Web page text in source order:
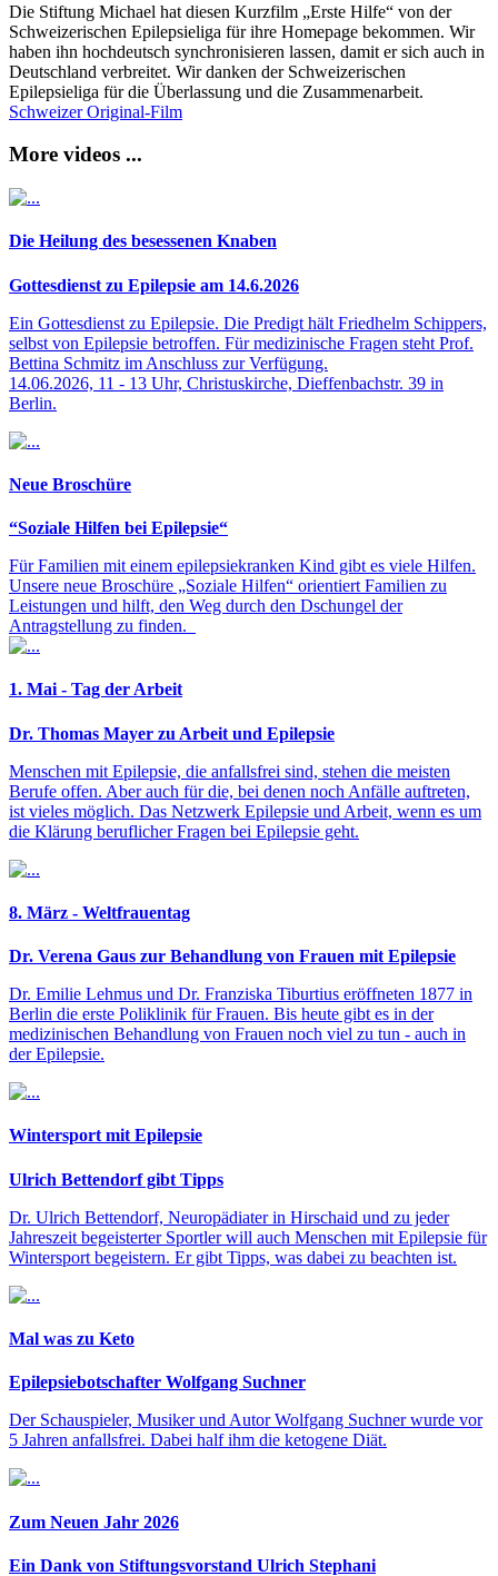
Die Stiftung Michael hat diesen Kurzfilm „Erste Hilfe“ von der
Schweizerischen Epilepsieliga für ihre Homepage bekommen. Wir
haben ihn hochdeutsch synchronisieren lassen, damit er sich auch in
Deutschland verbreitet. Wir danken der Schweizerischen
Epilepsieliga für die Überlassung und die Zusammenarbeit.
Schweizer Original-Film
More videos ...
Die Heilung des besessenen Knaben
Gottesdienst zu Epilepsie am 14.6.2026
Ein Gottesdienst zu Epilepsie. Die Predigt hält Friedhelm Schippers,
selbst von Epilepsie betroffen. Für medizinische Fragen steht Prof.
Bettina Schmitz im Anschluss zur Verfügung.
14.06.2026, 11 - 13 Uhr, Christuskirche, Dieffenbachstr. 39 in
Berlin.
Neue Broschüre
“Soziale Hilfen bei Epilepsie“
Für Familien mit einem epilepsiekranken Kind gibt es viele Hilfen.
Unsere neue Broschüre „Soziale Hilfen“ orientiert Familien zu
Leistungen und hilft, den Weg durch den Dschungel der
Antragstellung zu finden.
1. Mai - Tag der Arbeit
Dr. Thomas Mayer zu Arbeit und Epilepsie
Menschen mit Epilepsie, die anfallsfrei sind, stehen die meisten
Berufe offen. Aber auch für die, bei denen noch Anfälle auftreten,
ist vieles möglich. Das Netzwerk Epilepsie und Arbeit, wenn es um
die Klärung beruflicher Fragen bei Epilepsie geht.
8. März - Weltfrauentag
Dr. Verena Gaus zur Behandlung von Frauen mit Epilepsie
Dr. Emilie Lehmus und Dr. Franziska Tiburtius eröffneten 1877 in
Berlin die erste Poliklinik für Frauen. Bis heute gibt es in der
medizinischen Behandlung von Frauen noch viel zu tun - auch in
der Epilepsie.
Wintersport mit Epilepsie
Ulrich Bettendorf gibt Tipps
Dr. Ulrich Bettendorf, Neuropädiater in Hirschaid und zu jeder
Jahreszeit begeisterter Sportler will auch Menschen mit Epilepsie für
Wintersport begeistern. Er gibt Tipps, was dabei zu beachten ist.
Mal was zu Keto
Epilepsiebotschafter Wolfgang Suchner
Der Schauspieler, Musiker und Autor Wolfgang Suchner wurde vor
5 Jahren anfallsfrei. Dabei half ihm die ketogene Diät.
Zum Neuen Jahr 2026
Ein Dank von Stiftungsvorstand Ulrich Stephani